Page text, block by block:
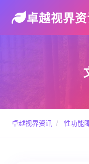
卓越视界
卓越视界资讯 / 性功能